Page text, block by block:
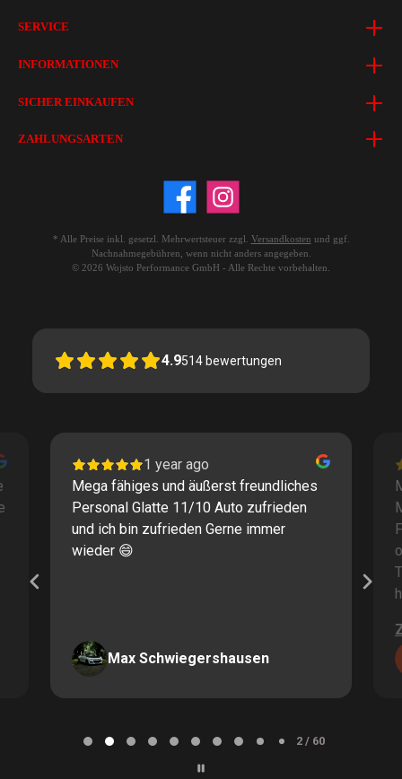
SERVICE
INFORMATIONEN
SICHER EINKAUFEN
ZAHLUNGSARTEN
* Alle Preise inkl. gesetzl. Mehrwertsteuer zzgl. Versandkosten und ggf.
Nachnahmegebühren, wenn nicht anders angegeben.
© 2026 Wojsto Performance GmbH - Alle Rechte vorbehalten.
4.9514 bewertungen
1 year ago
Mega fähiges und äußerst freundliches
Personal Glatte 11/10 Auto zufrieden
und ich bin zufrieden Gerne immer
wieder 😄
Max Schwiegershausen
2 / 60